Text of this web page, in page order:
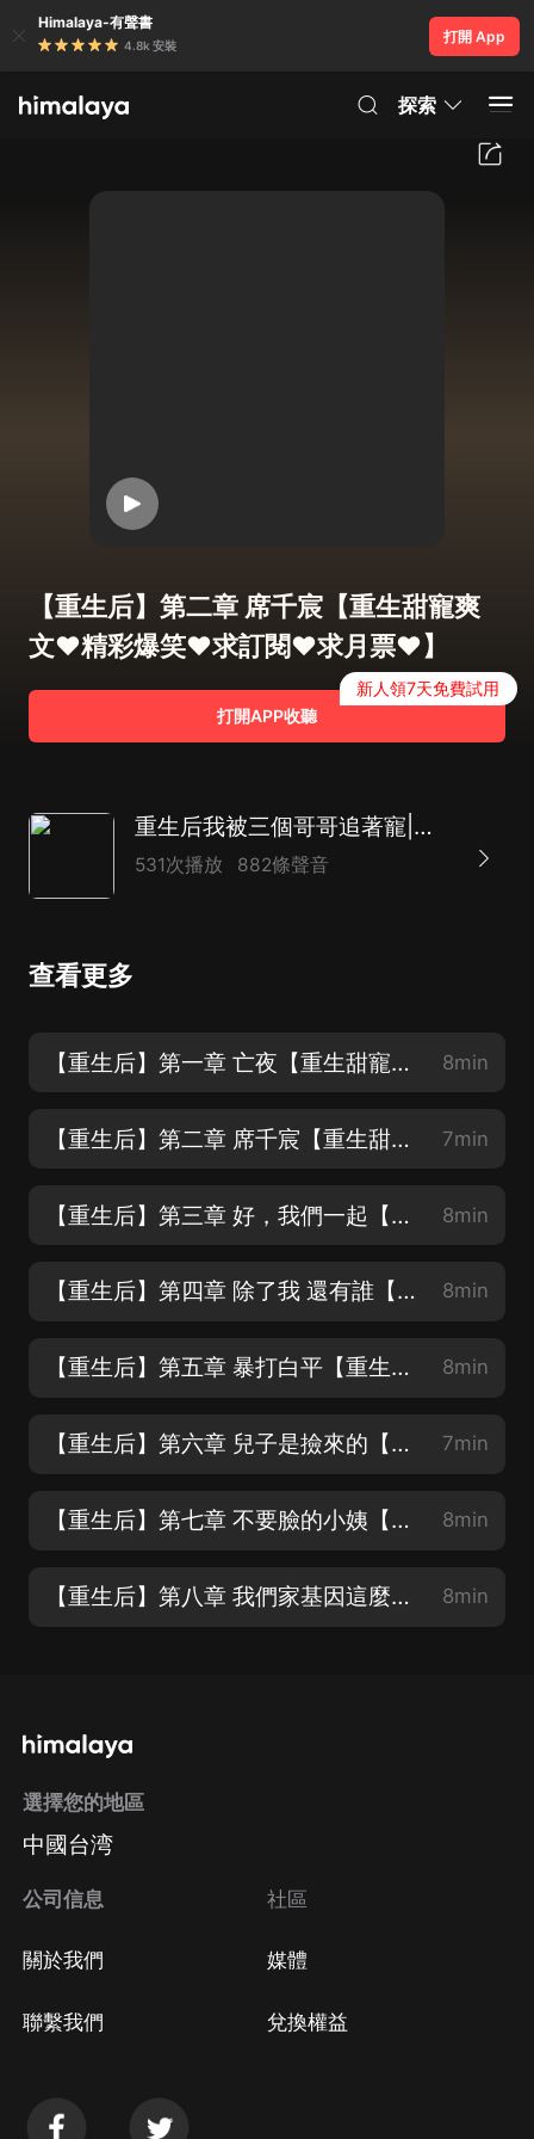
Himalaya-有聲書
4.8k 安裝
打開 App
探索
【重生后】第二章 席千宸【重生甜寵爽
文❤精彩爆笑❤求訂閱❤求月票❤】
打開APP收聽
新人領7天免費試用
重生后我被三個哥哥追著寵|重生虐渣|霸總甜寵|熱血青春逆襲爽文|AI多播
531次播放 882條聲音
查看更多
【重生后】第一章 亡夜【重生甜寵爽文❤精彩爆笑❤求訂閱❤求月票❤】 8min
【重生后】第二章 席千宸【重生甜寵爽文❤精彩爆笑❤求訂閱❤求月票❤】 7min
【重生后】第三章 好，我們一起【重生甜寵爽文❤精彩爆笑❤求訂閱❤求月票❤】 8min
【重生后】第四章 除了我 還有誰【重生逆襲虐渣甜寵❤精彩爆笑❤求訂閱❤求月票❤】 8min
【重生后】第五章 暴打白平【重生逆襲虐渣甜寵❤精彩爆笑❤求訂閱❤求月票❤】 8min
【重生后】第六章 兒子是撿來的【重生逆襲虐渣甜寵❤精彩爆笑❤求訂閱❤求月票❤】 7min
【重生后】第七章 不要臉的小姨【重生逆襲虐渣甜寵❤精彩爆笑❤求訂閱❤求月票❤】 8min
【重生后】第八章 我們家基因這麼好怎麼你這麼笨【重生甜寵爽文❤精彩爆笑❤】 8min
選擇您的地區
中國台湾
公司信息
關於我們
聯繫我們
社區
媒體
兌換權益